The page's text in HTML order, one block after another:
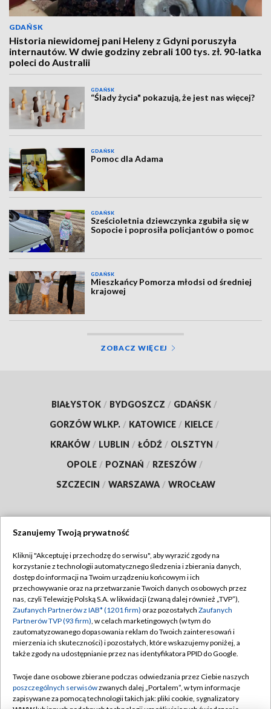
GDAŃSK
Historia niewidomej pani Heleny z Gdyni poruszyła
internautów. W dwie godziny zebrali 100 tys. zł. 90-latka
poleci do Australii
GDAŃSK
“Ślady życia" pokazują, że jest nas więcej?
GDAŃSK
Pomoc dla Adama
GDAŃSK
Sześcioletnia dziewczynka zgubiła się w
Sopocie i poprosiła policjantów o pomoc
GDAŃSK
Mieszkańcy Pomorza młodsi od średniej
krajowej
ZOBACZ WIĘCEJ
BIAŁYSTOK / BYDGOSZCZ / GDAŃSK /
GORZÓW WLKP. / KATOWICE / KIELCE /
KRAKÓW / LUBLIN / ŁÓDŹ / OLSZTYN /
OPOLE / POZNAŃ / RZESZÓW /
SZCZECIN / WARSZAWA / WROCŁAW
TVP
Abonament TVP
Emisja w TVP
Centrum informacji TVP
Naziemna Telewizja Cyfrowa
Rada Programowa
System NOS
Regulamin TVP
Polityka prywatności
Moje zgody
Pomoc
Kontakt
Szanujemy Twoją prywatność
Kliknij "Akceptuję i przechodzę do serwisu", aby wyrazić zgody na
korzystanie z technologii automatycznego śledzenia i zbierania danych,
dostęp do informacji na Twoim urządzeniu końcowym i ich
przechowywanie oraz na przetwarzanie Twoich danych osobowych przez
nas, czyli Telewizję Polską S.A. w likwidacji (zwaną dalej również „TVP”),
Zaufanych Partnerów z IAB* (1201 firm) oraz pozostałych Zaufanych
Partnerów TVP (93 firm), w celach marketingowych (w tym do
zautomatyzowanego dopasowania reklam do Twoich zainteresowań i
mierzenia ich skuteczności) i pozostałych, które wskazujemy poniżej, a
także zgody na udostępnianie przez nas identyfikatora PPID do Google.
Twoje dane osobowe zbierane podczas odwiedzania przez Ciebie naszych
poszczególnych serwisówzwanych dalej „Portalem”, w tym informacje
zapisywane za pomocą technologii takich jak: pliki cookie, sygnalizatory